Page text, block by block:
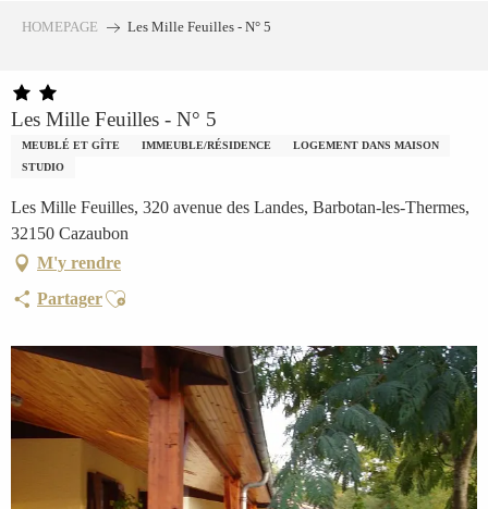
principal
HOMEPAGE Les Mille Feuilles - N° 5
Les Mille Feuilles - N° 5
MEUBLÉ ET GÎTE IMMEUBLE/RÉSIDENCE
LOGEMENT DANS MAISON
STUDIO
Les Mille Feuilles, 320 avenue des Landes, Barbotan-les-Thermes,
32150 Cazaubon
M'y rendre
PartagerAjouter aux favoris